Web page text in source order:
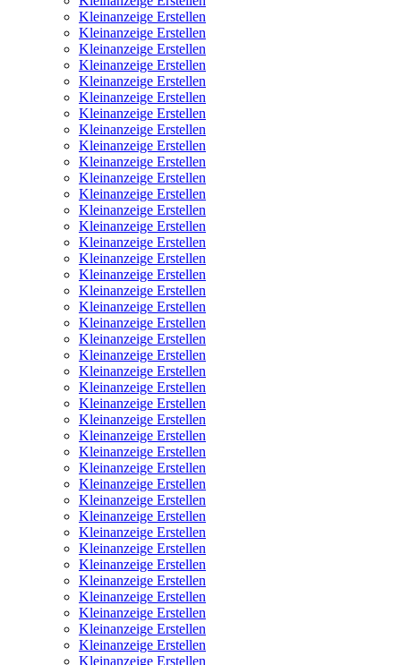
Kleinanzeige Erstellen
Kleinanzeige Erstellen
Kleinanzeige Erstellen
Kleinanzeige Erstellen
Kleinanzeige Erstellen
Kleinanzeige Erstellen
Kleinanzeige Erstellen
Kleinanzeige Erstellen
Kleinanzeige Erstellen
Kleinanzeige Erstellen
Kleinanzeige Erstellen
Kleinanzeige Erstellen
Kleinanzeige Erstellen
Kleinanzeige Erstellen
Kleinanzeige Erstellen
Kleinanzeige Erstellen
Kleinanzeige Erstellen
Kleinanzeige Erstellen
Kleinanzeige Erstellen
Kleinanzeige Erstellen
Kleinanzeige Erstellen
Kleinanzeige Erstellen
Kleinanzeige Erstellen
Kleinanzeige Erstellen
Kleinanzeige Erstellen
Kleinanzeige Erstellen
Kleinanzeige Erstellen
Kleinanzeige Erstellen
Kleinanzeige Erstellen
Kleinanzeige Erstellen
Kleinanzeige Erstellen
Kleinanzeige Erstellen
Kleinanzeige Erstellen
Kleinanzeige Erstellen
Kleinanzeige Erstellen
Kleinanzeige Erstellen
Kleinanzeige Erstellen
Kleinanzeige Erstellen
Kleinanzeige Erstellen
Kleinanzeige Erstellen
Kleinanzeige Erstellen